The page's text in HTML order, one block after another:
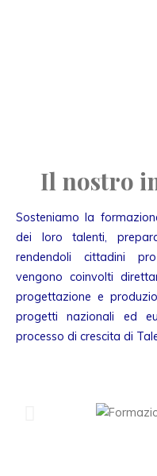
Il nostro
Sosteniamo la
dei loro talenti,
rendendoli cittadini
vengono coinvolti
progettazione e
progetti nazionali ed
processo di crescita di